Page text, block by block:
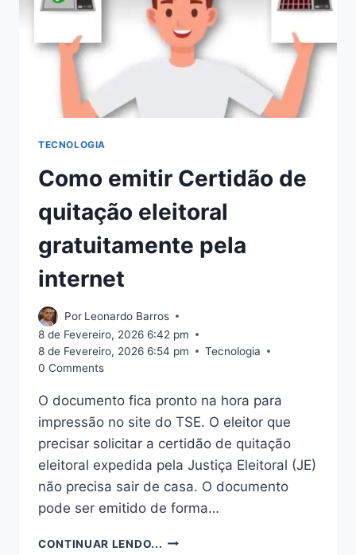
FLÁVIO
TECNOLOGIA
Como emitir Certidão de
quitação eleitoral
gratuitamente pela
internet
Por Leonardo Barros
8 de Fevereiro, 2026 6:42 pm
8 de Fevereiro, 2026 6:54 pm
Tecnologia
0 Comments
O documento fica pronto na hora para
impressão no site do TSE. O eleitor que
precisar solicitar a certidão de quitação
eleitoral expedida pela Justiça Eleitoral (JE)
não precisa sair de casa. O documento
pode ser emitido de forma…
CONTINUAR LENDO... COMO